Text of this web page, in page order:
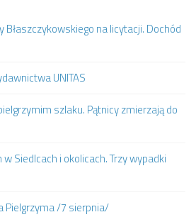
Błaszczykowskiego na licytacji. Dochód
UNITAS
szlaku. Pątnicy zmierzają do
Siedlcach i okolicach. Trzy wypadki
Pielgrzyma /7 sierpnia/